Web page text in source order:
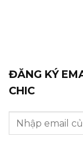
ĐĂNG KÝ
CHIC